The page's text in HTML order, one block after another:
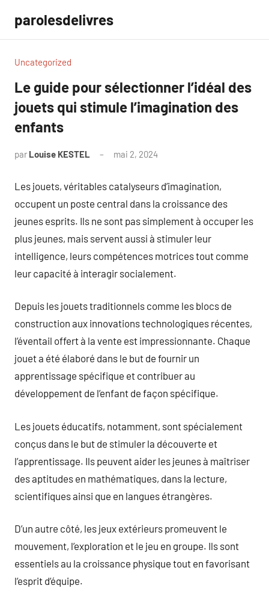
contenu
parolesdelivres
Uncategorized
Le guide pour sélectionner l’idéal des
jouets qui stimule l’imagination des
enfants
par Louise KESTEL mai 2, 2024
Les jouets, véritables catalyseurs d’imagination,
occupent un poste central dans la croissance des
jeunes esprits. Ils ne sont pas simplement à occuper les
plus jeunes, mais servent aussi à stimuler leur
intelligence, leurs compétences motrices tout comme
leur capacité à interagir socialement.
Depuis les jouets traditionnels comme les blocs de
construction aux innovations technologiques récentes,
l’éventail offert à la vente est impressionnante. Chaque
jouet a été élaboré dans le but de fournir un
apprentissage spécifique et contribuer au
développement de l’enfant de façon spécifique.
Les jouets éducatifs, notamment, sont spécialement
conçus dans le but de stimuler la découverte et
l’apprentissage. Ils peuvent aider les jeunes à maîtriser
des aptitudes en mathématiques, dans la lecture,
scientifiques ainsi que en langues étrangères.
D’un autre côté, les jeux extérieurs promeuvent le
mouvement, l’exploration et le jeu en groupe. Ils sont
essentiels au la croissance physique tout en favorisant
l’esprit d’équipe.